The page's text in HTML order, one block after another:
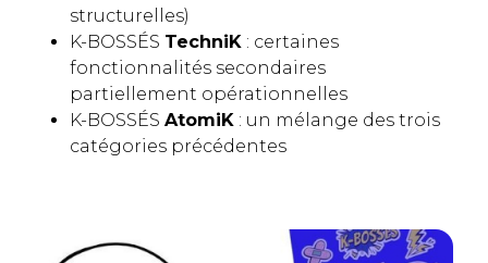
structurelles)
K-BOSSÉS TechniK : certaines
fonctionnalités secondaires
partiellement opérationnelles
K-BOSSÉS AtomiK : un mélange des trois
catégories précédentes